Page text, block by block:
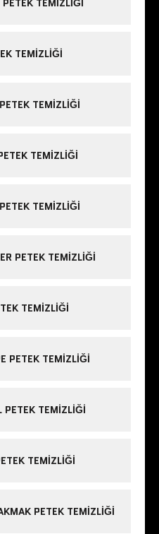
TEMIZLIĞI
TEMIZLIĞI
TEMIZLIĞI
TEMIZLIĞI
PETEK TEMIZLIĞI
TEMIZLIĞI
PETEK TEMIZLIĞI
PETEK TEMIZLIĞI
TEMIZLIĞI
PETEK TEMIZLIĞI